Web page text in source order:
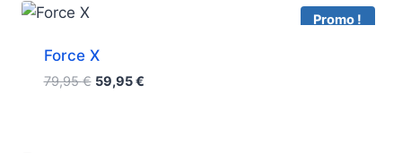
Promo !
Force X
79,95€ Le
59,95€Le